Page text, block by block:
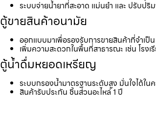
ระบบจ่ายน้ำยาที่สะอาด แม่นยำ และ ปรับป
ตู้ขายสินค้าอนามัย
ออกแบบมาเพื่อรองรับการขายสินค้าที่จำเ
เพิ่มความสะดวกในพื้นที่สาธารณะ เช่น โรง
ตู้น้ำดื่มหยอดเหรียญ
ระบบกรองน้ำมาตรฐานระดับสูง มั่นใจได้ใน
สินค้ารับประกัน ชิ้นส่วนอะไหล่ 1 ปี